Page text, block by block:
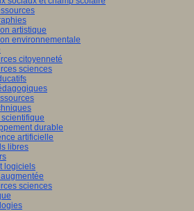
artistique
environnementale
citoyenneté
sciences
durable
artificielle
libres
logiciels
sciences